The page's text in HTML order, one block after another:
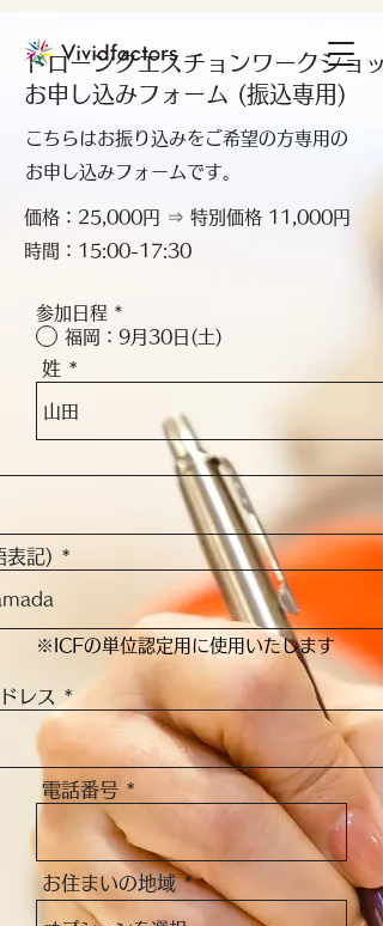
ドローンクエスチョンワークショッ
​お申し込みフォーム (振込専用)
こちらはお振り込みをご希望の方専用の
お申し込みフォームです。
価格：25,000円 ⇒ 特別価格 11,000円
時間：15:00-17:30
参加日程 *
福岡：9月30日(土)
姓
表記)
※ICFの単位認定用に使用いたします
レス
電話番号
お住まいの地域